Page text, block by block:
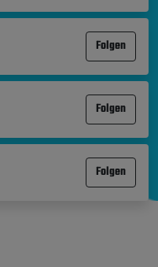
Folgen
Folgen
Folgen